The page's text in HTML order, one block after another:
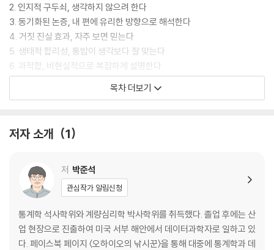
2. 인지적 구두쇠, 생각하지 않으려 한다
3. 동기화된 논증, 내 편에 유리한 방향으로 해석한다
4. 거짓 진실 효과, 자주 보면 믿는다
5. 생태적 합리성, 통밥이 생각보다 잘 맞는다
6. 과적합, 비현실적으로 복잡하게 설명한다
9. 코로나바이러스, 사실 인플루엔자와 똑같다?
챕터 3 솔루션
11. 전문가의 주장을 받아들이는 태도
12. 과학 뉴스를 읽는 방법
13. 개인적 실천 과제
목차 더보기
저자 소개 1
저 박준석
관심작가 알림신청
통계학 석사학위와 계량심리학 박사학위를 취득했다. 졸업 후에는 산
업 현장으로 진출하여 미국 서부 해안에서 데이터과학자로 일하고 있
다. 페이스북 페이지 〈오하이오의 낚시꾼〉을 통해 대중에 통계학과 데